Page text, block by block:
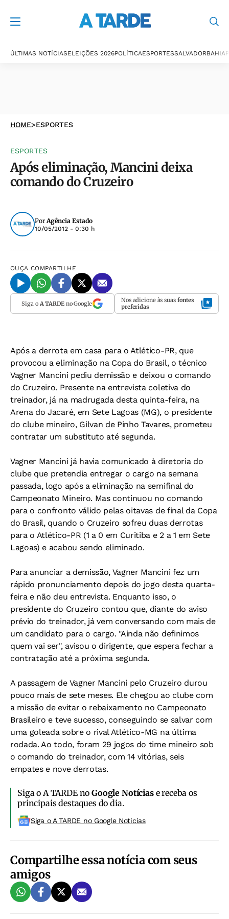
ÚLTIMAS NOTÍCIASELEIÇÕES 2026POLÍTICAESPORTESSALVADORBAHIA
HOME>ESPORTES
ESPORTES
Após eliminação, Mancini deixa
comando do Cruzeiro
PorAgência Estado
10/05/2012 - 0:30 h
OUÇA COMPARTILHE
Siga o A TARDEno Google Nos adicione às suas fontes
preferidas
Após a derrota em casa para o Atlético-PR, que
provocou a eliminação na Copa do Brasil, o técnico
Vagner Mancini pediu demissão e deixou o comando
do Cruzeiro. Presente na entrevista coletiva do
treinador, já na madrugada desta quinta-feira, na
Arena do Jacaré, em Sete Lagoas (MG), o presidente
do clube mineiro, Gilvan de Pinho Tavares, prometeu
contratar um substituto até segunda.
Vagner Mancini já havia comunicado à diretoria do
clube que pretendia entregar o cargo na semana
passada, logo após a eliminação na semifinal do
Campeonato Mineiro. Mas continuou no comando
para o confronto válido pelas oitavas de final da Copa
do Brasil, quando o Cruzeiro sofreu duas derrotas
para o Atlético-PR (1 a 0 em Curitiba e 2 a 1 em Sete
Lagoas) e acabou sendo eliminado.
Para anunciar a demissão, Vagner Mancini fez um
rápido pronunciamento depois do jogo desta quarta-
feira e não deu entrevista. Enquanto isso, o
presidente do Cruzeiro contou que, diante do aviso
prévio do treinador, já vem conversando com mais de
um candidato para o cargo. "Ainda não definimos
quem vai ser", avisou o dirigente, que espera fechar a
contratação até a próxima segunda.
A passagem de Vagner Mancini pelo Cruzeiro durou
pouco mais de sete meses. Ele chegou ao clube com
a missão de evitar o rebaixamento no Campeonato
Brasileiro e teve sucesso, conseguindo se salvar com
uma goleada sobre o rival Atlético-MG na última
rodada. Ao todo, foram 29 jogos do time mineiro sob
o comando do treinador, com 14 vitórias, seis
empates e nove derrotas.
Siga o A TARDE noGoogle Notíciase receba os
principais destaques do dia.
Siga o A TARDE no Google Noticias
Compartilhe essa notícia com seus
amigos